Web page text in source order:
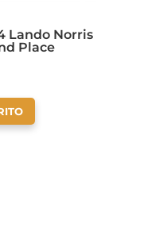
Lando Norris
Place